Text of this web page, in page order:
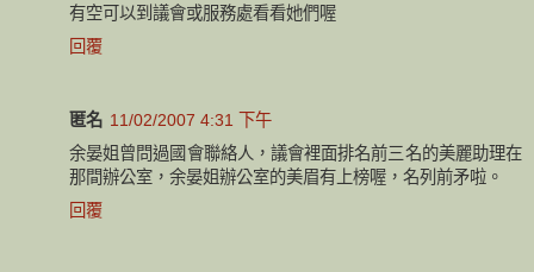
有空可以到議會或服務處看看她們喔
回覆
匿名 11/02/2007 4:31 下午
余晏姐曾問過國會聯絡人，議會裡面排名前三名的美麗助理在
那間辦公室，余晏姐辦公室的美眉有上榜喔，名列前矛啦。
回覆